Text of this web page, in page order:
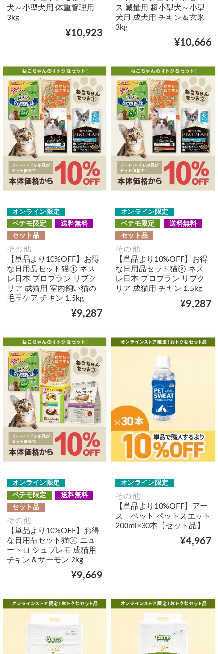
犬～小型犬用 体重管理用
3kg
¥10,923
ス 減量用 超小型犬～小型
犬用 成犬用 チキン＆玄米
3kg
¥10,666
オンライン限定
ペテモ限定
送料無料
セット品
その他
【単品より10%OFF】お得
な日用品セット猫① ネス
レ日本 プロプラン リブク
リア 成猫用 室内飼い猫の
毛玉ケア チキン 1.5kg
¥9,287
オンライン限定
ペテモ限定
送料無料
セット品
その他
【単品より10%OFF】お得
な日用品セット猫② ネス
レ日本 プロプラン リブク
リア 成猫用 チキン 1.5kg
¥9,287
オンライン限定
ペテモ限定
送料無料
セット品
その他
【単品より10%OFF】お得
な日用品セット猫③ ニュ
ートロ シュプレモ 成猫用
チキン＆サーモン 2kg
¥9,669
オンライン限定
その他
【単品より10%OFF】アー
ス・ペット ペットスエット
200ml×30本【セット品】
¥4,967